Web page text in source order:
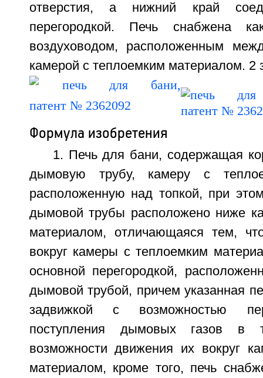
отверстия, а нижний край
перегородкой. Печь снабжена
воздуховодом, расположенным
камерой с теплоемким материалом.
Формула изобретения
1. Печь для бани, содержащая
дымовую трубу, камеру с
расположенную над топкой, при
дымовой трубы расположено ниже
материалом, отличающаяся тем,
вокруг камеры с теплоемким
основной перегородкой,
дымовой трубой, причем указанная
задвижкой с возможностью
поступления дымовых газов в
возможности движения их вокруг
материалом, кроме того, печь